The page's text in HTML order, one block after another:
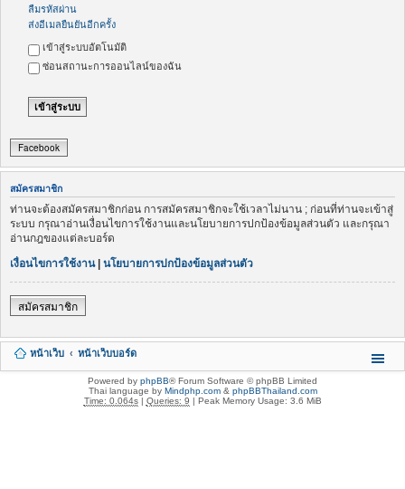
ลืมรหัสผ่าน
ส่งอีเมลยืนยันอีกครั้ง
เข้าสู่ระบบอัตโนมัติ
ซ่อนสถานะการออนไลน์ของฉัน
Facebook
สมัครสมาชิก
ท่านจะต้องสมัครสมาชิกก่อน การสมัครสมาชิกจะใช้เวลาไม่นาน ; ก่อนที่ท่านจะเข้าสู่
ระบบ กรุณาอ่านเงื่อนไขการใช้งานและนโยบายการปกป้องข้อมูลส่วนตัว และกรุณา
อ่านกฎของแต่ละบอร์ด
เงื่อนไขการใช้งาน| นโยบายการปกป้องข้อมูลส่วนตัว
สมัครสมาชิก
หน้าเว็บ หน้าเว็บบอร์ด
Powered by phpBB® Forum Software © phpBB Limited
Thai language by Mindphp.com& phpBBThailand.com
Time: 0.064s| Queries: 9 | Peak Memory Usage: 3.6 MiB